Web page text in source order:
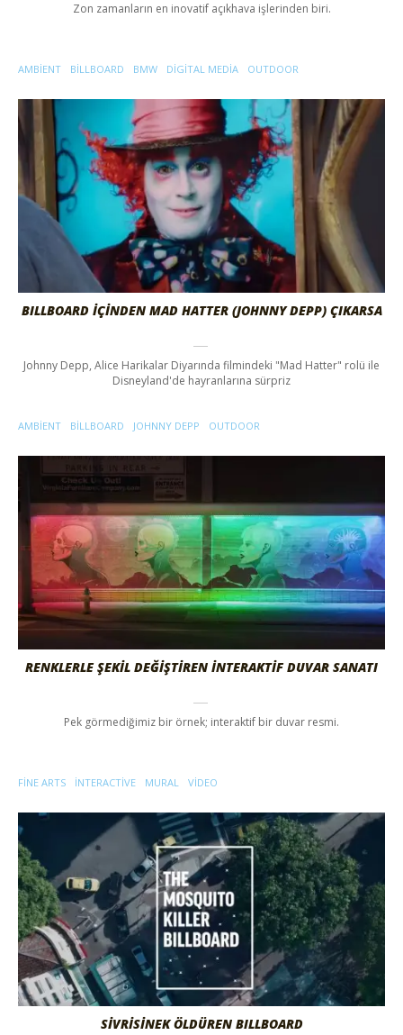
Zon zamanların en inovatif açıkhava işlerinden biri.
AMBIENT BILLBOARD BMW DIGITAL MEDIA OUTDOOR
BILLBOARD İÇİNDEN MAD HATTER (JOHNNY DEPP) ÇIKARSA
Johnny Depp, Alice Harikalar Diyarında filmindeki "Mad Hatter" rolü ile
Disneyland'de hayranlarına sürpriz
AMBIENT BILLBOARD JOHNNY DEPP OUTDOOR
RENKLERLE ŞEKİL DEĞİŞTİREN İNTERAKTİF DUVAR SANATI
Pek görmediğimiz bir örnek; interaktif bir duvar resmi.
FINE ARTS INTERACTIVE MURAL VIDEO
SİVRİSİNEK ÖLDÜREN BILLBOARD